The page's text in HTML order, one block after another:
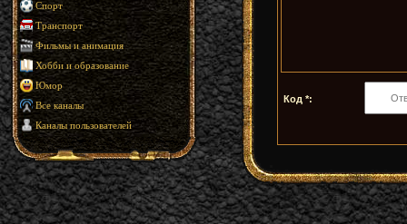
Спорт
Транспорт
Фильмы и анимация
Хобби и образование
Юмор
Все каналы
Каналы пользователей
Код *: